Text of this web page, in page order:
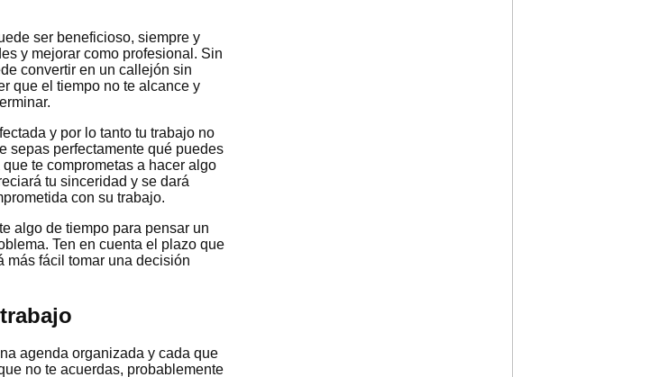
ser beneficioso, siempre y
y mejorar como profesional. Sin
convertir en un callejón sin
que el tiempo no te alcance y
y por lo tanto tu trabajo no
sepas perfectamente qué puedes
te comprometas a hacer algo
tu sinceridad y se dará
con su trabajo.
algo de tiempo para pensar un
Ten en cuenta el plazo que
más fácil tomar una decisión
agenda organizada y cada que
no te acuerdas, probablemente